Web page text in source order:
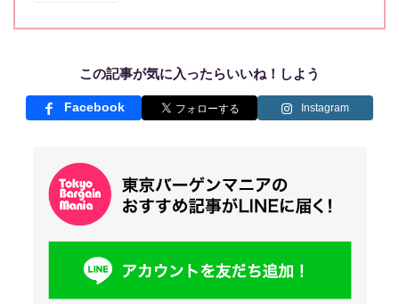
この記事が気に入ったらいいね！しよう
Facebook Instagram